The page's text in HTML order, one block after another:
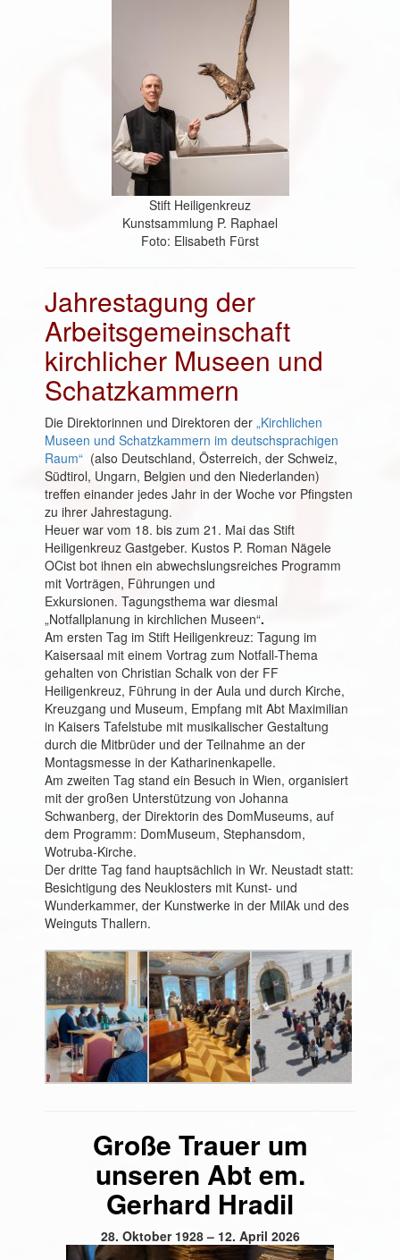
Stift Heiligenkreuz
Kunstsammlung P. Raphael
Foto: Elisabeth Fürst
Jahrestagung der
Arbeitsgemeinschaft
kirchlicher Museen und
Schatzkammern
Die Direktorinnen und Direktoren der „Kirchlichen
Museen und Schatzkammern im deutschsprachigen
Raum“ (also Deutschland, Österreich, der Schweiz,
Südtirol, Ungarn, Belgien und den Niederlanden)
treffen einander jedes Jahr in der Woche vor Pfingsten
zu ihrer Jahrestagung.
Heuer war vom 18. bis zum 21. Mai das Stift
Heiligenkreuz Gastgeber. Kustos P. Roman Nägele
OCist bot ihnen ein abwechslungsreiches Programm
mit Vorträgen, Führungen und
Exkursionen. Tagungsthema war diesmal
„Notfallplanung in kirchlichen Museen“.
Am ersten Tag im Stift Heiligenkreuz: Tagung im
Kaisersaal mit einem Vortrag zum Notfall-Thema
gehalten von Christian Schalk von der FF
Heiligenkreuz, Führung in der Aula und durch Kirche,
Kreuzgang und Museum, Empfang mit Abt Maximilian
in Kaisers Tafelstube mit musikalischer Gestaltung
durch die Mitbrüder und der Teilnahme an der
Montagsmesse in der Katharinenkapelle.
Am zweiten Tag stand ein Besuch in Wien, organisiert
mit der großen Unterstützung von Johanna
Schwanberg, der Direktorin des DomMuseums, auf
dem Programm: DomMuseum, Stephansdom,
Wotruba-Kirche.
Der dritte Tag fand hauptsächlich in Wr. Neustadt statt:
Besichtigung des Neuklosters mit Kunst- und
Wunderkammer, der Kunstwerke in der MilAk und des
Weinguts Thallern.
Große Trauer um
unseren Abt em.
Gerhard Hradil
28. Oktober 1928 – 12. April 2026